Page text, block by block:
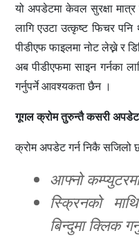
यो अपडेटमा केवल सुरक्षा
लागि एउटा उत्कृष्ट फिचर
पीडीएफ फाइलमा नोट लेख्ने र
अब पीडीएफमा साइन गर्नका
गर्नुपर्ने आवश्यकता छैन ।
गूगल क्रोम तुरुन्तै कसरी अपडेट
क्रोम अपडेट गर्न निकै सजिलो
आफ्नो
स्क्रिनको
बिन्दुमा क्लिक